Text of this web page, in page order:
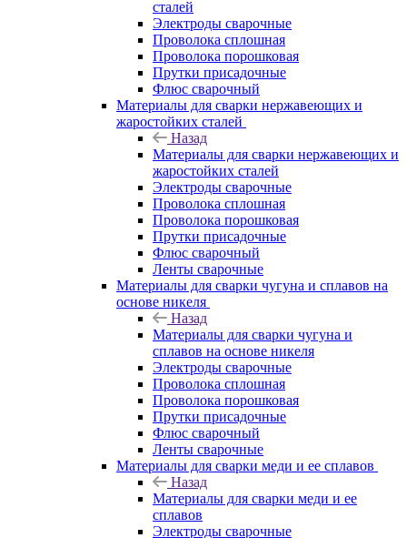
сталей
Электроды сварочные
Проволока сплошная
Проволока порошковая
Прутки присадочные
Флюс сварочный
Материалы для сварки нержавеющих и
жаростойких сталей
Назад
Материалы для сварки нержавеющих и
жаростойких сталей
Электроды сварочные
Проволока сплошная
Проволока порошковая
Прутки присадочные
Флюс сварочный
Ленты сварочные
Материалы для сварки чугуна и сплавов на
основе никеля
Назад
Материалы для сварки чугуна и
сплавов на основе никеля
Электроды сварочные
Проволока сплошная
Проволока порошковая
Прутки присадочные
Флюс сварочный
Ленты сварочные
Материалы для сварки меди и ее сплавов
Назад
Материалы для сварки меди и ее
сплавов
Электроды сварочные